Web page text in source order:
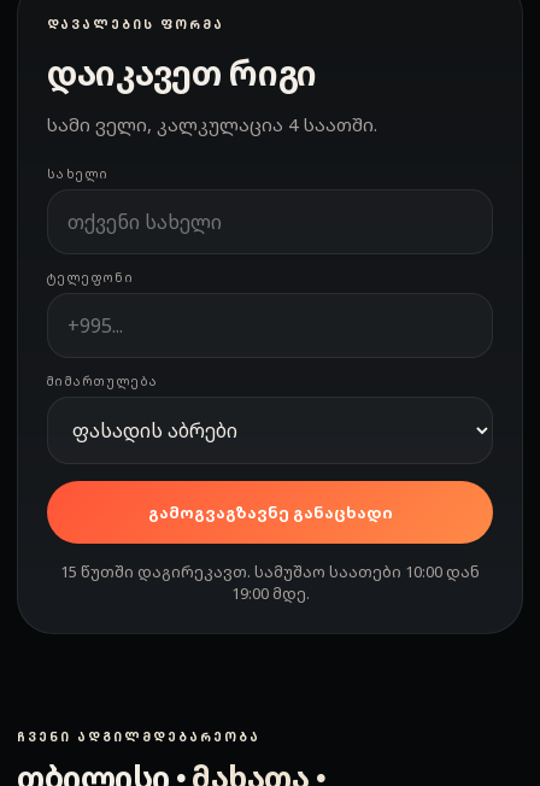
ᲓᲐᲕᲐᲚᲔᲑᲘᲡ ᲤᲝᲠᲛᲐ
დაიკავეთ რიგი
სამი ველი, კალკულაცია 4 საათში.
ᲡᲐᲮᲔᲚᲘ
ᲢᲔᲚᲔᲤᲝᲜᲘ
ᲛᲘᲛᲐᲠᲗᲣᲚᲔᲑᲐ
გამოგვაგზავნე განაცხადი
15 წუთში დაგირეკავთ. სამუშაო საათები 10:00 დან
19:00 მდე.
ᲩᲕᲔᲜᲘ ᲐᲓᲒᲘᲚᲛᲓᲔᲑᲐᲠᲔᲝᲑᲐ
თბილისი ·მახათა ·